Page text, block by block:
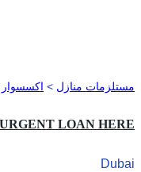
مستلزمات منازل >
LOAN HERE
Dubai